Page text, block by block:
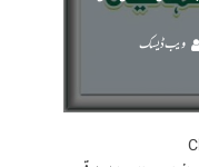
ویب ڈیسک